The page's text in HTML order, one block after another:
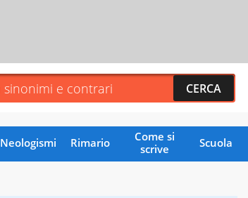
Neologismi Rimario
Come si
scrive
Scuola